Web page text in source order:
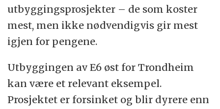
utbyggingsprosjekter – de som koster
mest, men ikke nødvendigvis gir mest
igjen for pengene.
Utbyggingen av E6 øst for Trondheim
kan være et relevant eksempel.
Prosjektet er forsinket og blir dyrere enn